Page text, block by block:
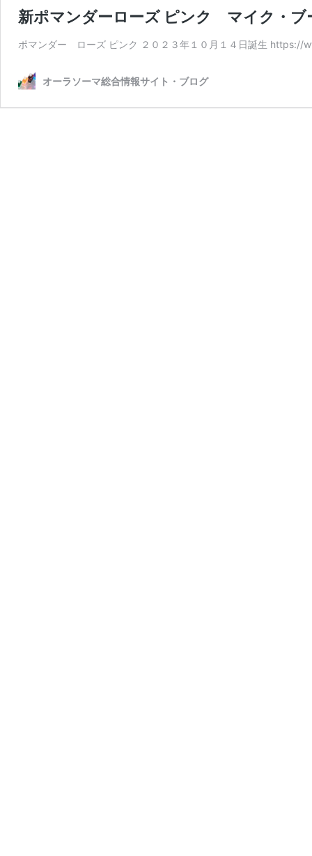
新ポマンダーローズ ピンク マイク・ブ
ポマンダー ローズ ピンク ２０２３年１０月１４日誕生
オーラソーマ総合情報サイト・ブログ